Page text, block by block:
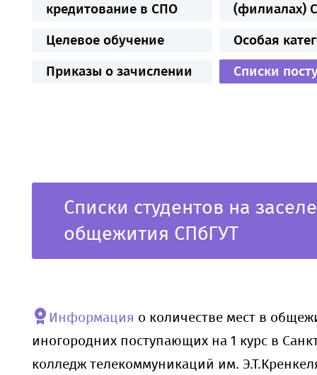
кредитование в СПО
(филиалах)
Целевое обучение
Особая
Приказы о зачислении
Списки
Списки студентов на
общежития СПбГУТ
Информация о количестве мест в
иногородних поступающих на 1 курс в
колледж телекоммуникаций им.